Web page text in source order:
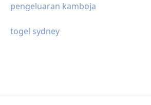
pengeluaran kamboja
togel sydney